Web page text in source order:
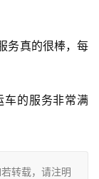
务真的很棒，每
车的服务非常满
转载，请注明